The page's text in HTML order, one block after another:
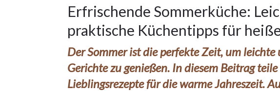
24
MAI 2024
Erfrischende Sommerküche:
praktische Küchentipps für
Der Sommer ist die perfekte Zeit, um leichte
Gerichte zu genießen. In diesem Beitrag
Lieblingsrezepte für die warme Jahreszeit.